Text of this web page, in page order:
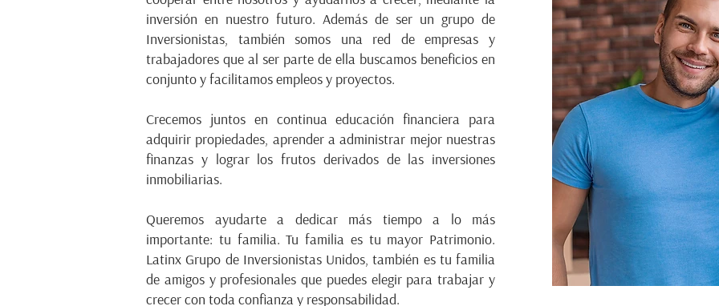
inversión en nuestro futuro. Además de ser un grupo de
Inversionistas, también somos una red de empresas y
trabajadores que al ser parte de ella buscamos beneficios en
conjunto y facilitamos empleos y proyectos.
Crecemos juntos en continua educación financiera para
adquirir propiedades, aprender a administrar mejor nuestras
finanzas y lograr los frutos derivados de las inversiones
inmobiliarias.
Queremos ayudarte a dedicar más tiempo a lo más
importante: tu familia. Tu familia es tu mayor Patrimonio.
Latinx Grupo de Inversionistas Unidos, también es tu familia
de amigos y profesionales que puedes elegir para trabajar y
crecer con toda confianza y responsabilidad.